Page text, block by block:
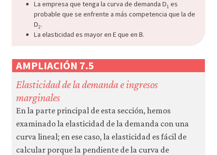
La empresa que tenga la curva de demanda D1 es
probable que se enfrente a más competencia que la de
D2.
La elasticidad es mayor en E que en B.
AMPLIACIÓN 7.5
Elasticidad de la demanda e ingresos
marginales
En la parte principal de esta sección, hemos
examinado la elasticidad de la demanda con una
curva lineal; en ese caso, la elasticidad es fácil de
calcular porque la pendiente de la curva de